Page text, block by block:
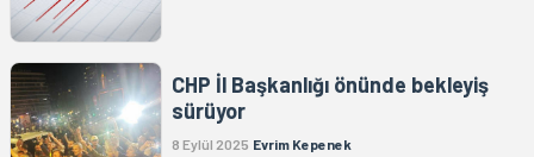
CHP İl Başkanlığı önünde bekleyiş
sürüyor
8 Eylül 2025 Evrim Kepenek